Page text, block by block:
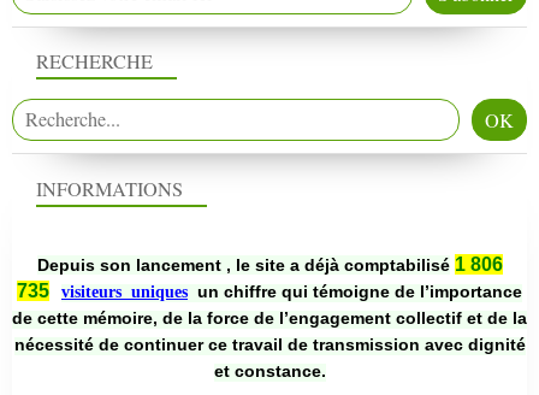
RECHERCHE
INFORMATIONS
Depuis son lancement , le site a déjà comptabilisé 1 806
735
visiteurs uniques un chiffre qui témoigne de l’importance
de cette mémoire, de la force de l’engagement collectif et de la
nécessité de continuer ce travail de transmission avec dignité
et constance.